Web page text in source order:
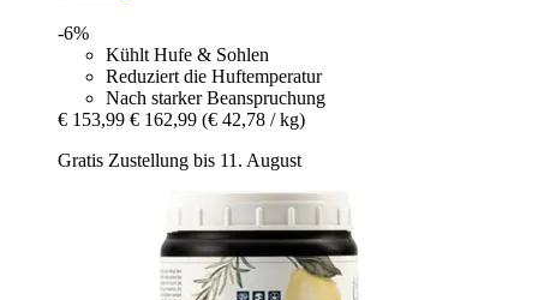
-6%
Kühlt Hufe & Sohlen
Reduziert die Huftemperatur
Nach starker Beanspruchung
€ 153,99 € 162,99 (€ 42,78 / kg)
Gratis Zustellung bis 11. August